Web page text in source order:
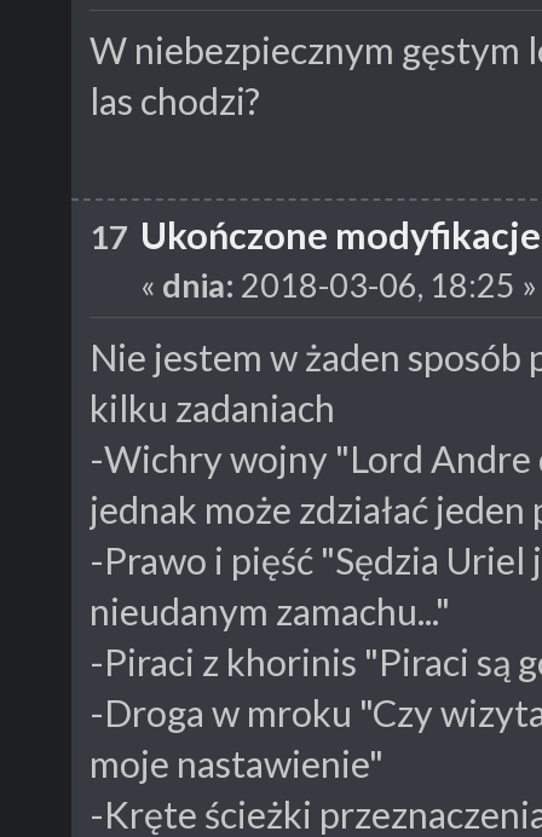
W niebezpiecznym gęstym
las chodzi?
17 Ukończone modyfikacje
« dnia: 2018-03-06, 18:25 »
Nie jestem w żaden sposób
kilku zadaniach
-Wichry wojny "Lord Andre
jednak może zdziałać
-Prawo i pięść "Sędzia
nieudanym zamachu..."
-Piraci z khorinis "Piraci są
-Droga w mroku "Czy
moje nastawienie"
-Kręte ścieżki